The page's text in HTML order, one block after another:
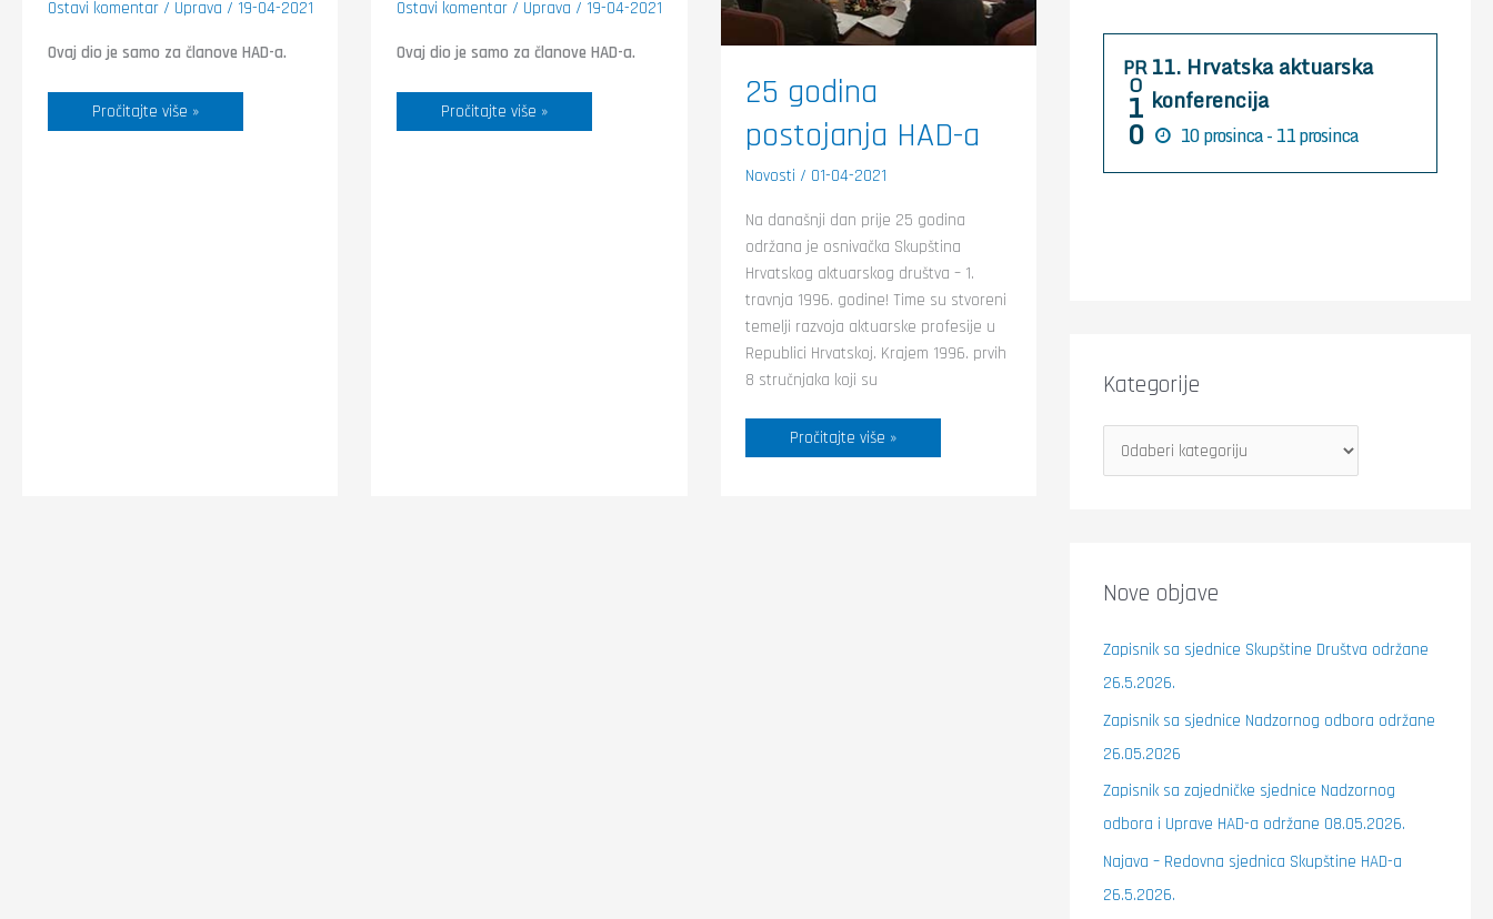
Ostavi komentar / Uprava / 19-04-2021
Ovaj dio je samo za članove HAD-a.
Pročitajte više »
Ostavi komentar / Uprava / 19-04-2021
Ovaj dio je samo za članove HAD-a.
Pročitajte više »
25 godina
postojanja HAD-a
Novosti / 01-04-2021
Na današnji dan prije 25 godina
održana je osnivačka Skupština
Hrvatskog aktuarskog društva – 1.
travnja 1996. godine! Time su stvoreni
temelji razvoja aktuarske profesije u
Republici Hrvatskoj. Krajem 1996. prvih
8 stručnjaka koji su
Pročitajte više »
PR
O
1
0
11. Hrvatska aktuarska
konferencija
10 prosinca - 11 prosinca
Kategorije
Nove objave
Zapisnik sa sjednice Skupštine Društva održane
26.5.2026.
Zapisnik sa sjednice Nadzornog odbora održane
26.05.2026
Zapisnik sa zajedničke sjednice Nadzornog
odbora i Uprave HAD-a održane 08.05.2026.
Najava – Redovna sjednica Skupštine HAD-a
26.5.2026.